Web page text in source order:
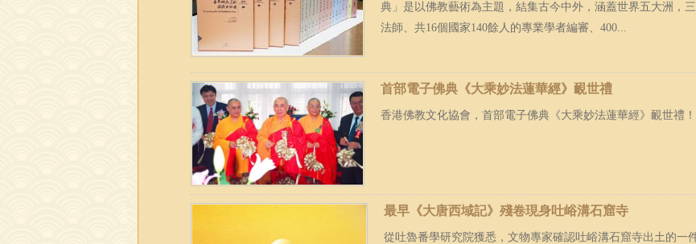
典」是以佛教藝術為主題，結集古今中外，涵蓋世界五大洲，
法師、共16個國家140餘人的專業學者編審、400...
首部電子佛典《大乘妙法蓮華經》靦世禮
香港佛教文化協會，首部電子佛典《大乘妙法蓮華經》靦世禮！
最早《大唐西域記》殘卷現身吐峪溝石窟寺
從吐魯番學研究院獲悉，文物專家確認吐峪溝石窟寺出土的一